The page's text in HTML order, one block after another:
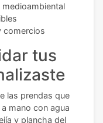
medioambiental
comercios
tus
las prendas que
mano con agua
y plancha del